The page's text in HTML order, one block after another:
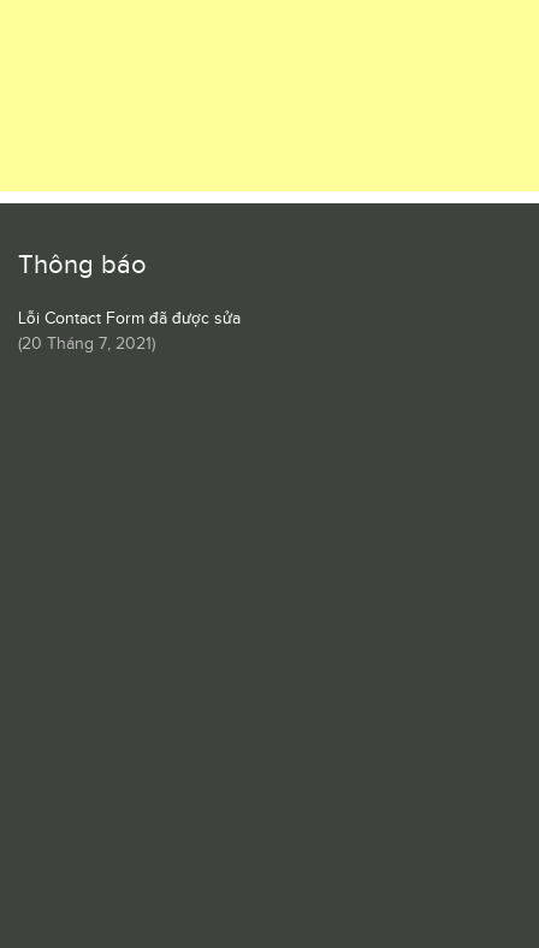
Thông báo
Lỗi Contact Form đã được sửa
(20 Tháng 7, 2021)